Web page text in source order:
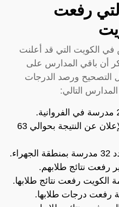
رفعت
الكويت التي قد أعلنت
أن باقي المدارس على
التصحيح ورصد الدرجات
التالي:
بمنطقة الأحمدية تم الإعلان عن النتيجة بحوالي 63